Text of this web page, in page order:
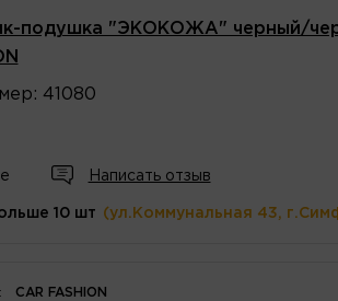
подушка "ЭКОКОЖА" черный/
: 41080
Написать отзыв
10 шт (ул.Коммунальная 43,
CAR FASHION